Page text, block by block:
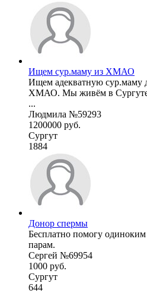
Ищем сур.маму из ХМАО
Ищем адекватную сур.маму
ХМАО. Мы живём в Сургуте.
...
Людмила №59293
1200000 руб.
Сургут
1884
Донор спермы
Бесплатно помогу
парам.
Сергей №69954
1000 руб.
Сургут
644